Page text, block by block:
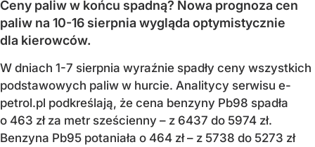
Ceny paliw w końcu spadną? Nowa prognoza cen
paliw na 10-16 sierpnia wygląda optymistycznie
dla kierowców.
W dniach 1-7 sierpnia wyraźnie spadły ceny wszystkich
podstawowych paliw w hurcie. Analitycy serwisu e-
petrol.pl podkreślają, że cena benzyny Pb98 spadła
o 463 zł za metr sześcienny – z 6437 do 5974 zł.
Benzyna Pb95 potaniała o 464 zł – z 5738 do 5273 zł